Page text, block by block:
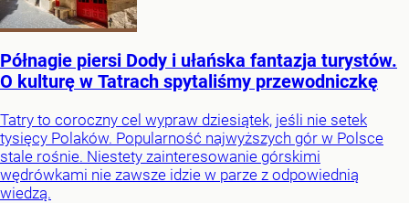
Półnagie piersi Dody i ułańska fantazja turystów.
O kulturę w Tatrach spytaliśmy przewodniczkę
Tatry to coroczny cel wypraw dziesiątek, jeśli nie setek
tysięcy Polaków. Popularność najwyższych gór w Polsce
stale rośnie. Niestety zainteresowanie górskimi
wędrówkami nie zawsze idzie w parze z odpowiednią
wiedzą.